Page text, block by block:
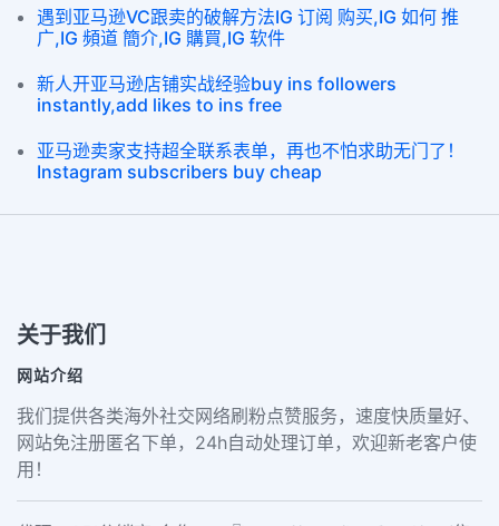
遇到亚马逊VC跟卖的破解方法IG 订阅 购买,IG 如何 推
广,IG 頻道 簡介,IG 購買,IG 软件
新人开亚马逊店铺实战经验buy ins followers
instantly,add likes to ins free
亚马逊卖家支持超全联系表单，再也不怕求助无门了！
Instagram subscribers buy cheap
关于我们
网站介绍
我们提供各类海外社交网络刷粉点赞服务，速度快质量好、
网站免注册匿名下单，24h自动处理订单，欢迎新老客户使
用！